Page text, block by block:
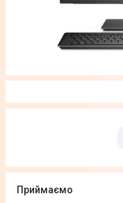
Приймаємо